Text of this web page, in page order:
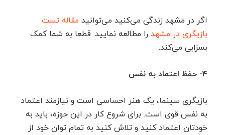
اگر در مشهد زندگی می‌کنید می‌توانید مقاله تست
بازیگری در مشهد را مطالعه نمایید. قطعا به شما کمک
بسزایی می‌کند.
۴- حفظ اعتماد به نفس
بازیگری سینما، یک هنر احساسی است و نیازمند اعتماد
به نفس قوی است. برای شروع کار در این حوزه، باید به
خودتان اعتماد کنید و تلاش کنید به تمام توان خود از